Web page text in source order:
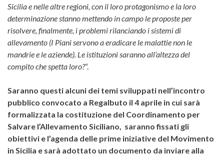
Sicilia e nelle altre regioni, con il loro protagonismo e la loro
determinazione stanno mettendo in campo le proposte per
risolvere, finalmente, i problemi rilanciando i sistemi di
allevamento (I Piani servono a eradicare le malattie non le
mandrie e le aziende). Le istituzioni saranno all’altezza del
compito che spetta loro?“.
Saranno questi alcuni dei temi sviluppati nell’incontro
pubblico convocato a Regalbuto il 4 aprile in cui sarà
formalizzata la costituzione del Coordinamento per
Salvare l’Allevamento Siciliano, saranno fissati gli
obiettivi e l’agenda delle prime iniziative del Movimento
in Sicilia e sarà adottato un documento da inviare alla